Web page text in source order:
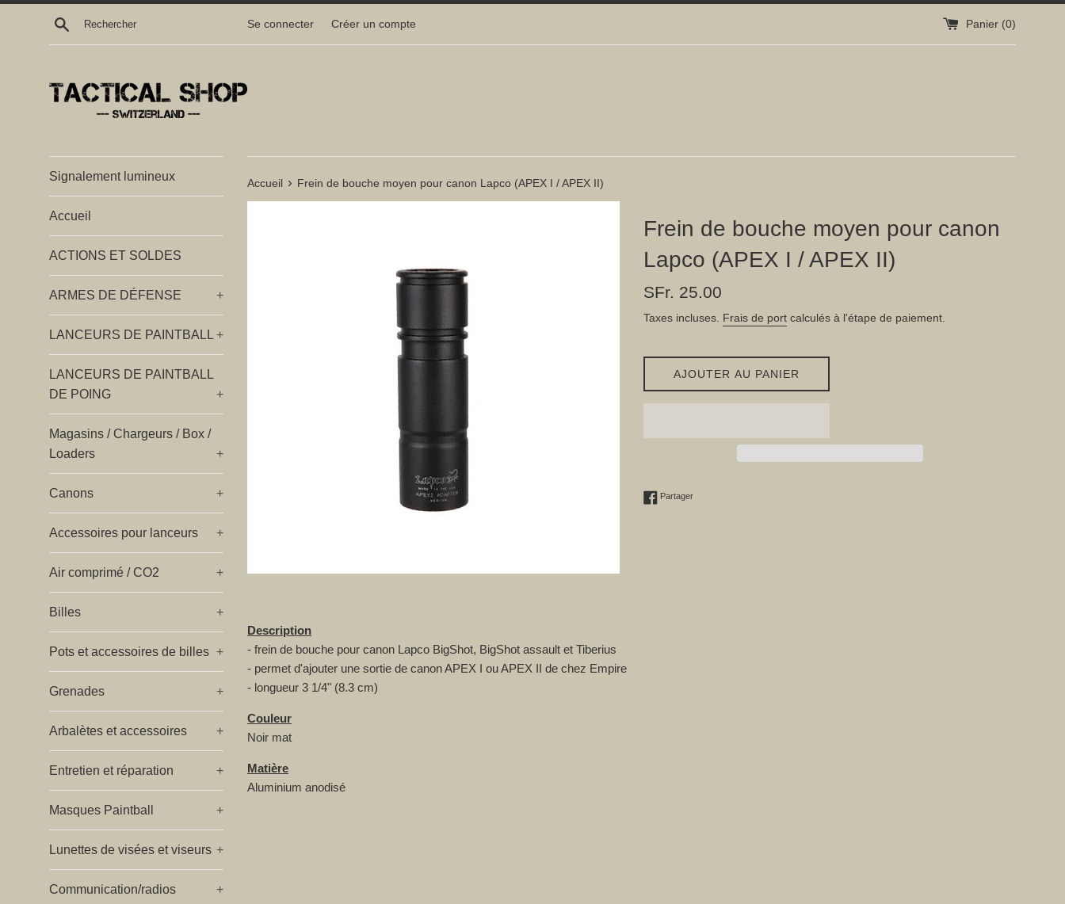
Passer
Recherche Se connecter Créer un compte Panier (0)
Signalement lumineux
Accueil
ACTIONS ET SOLDES
ARMES DE DÉFENSE +
LANCEURS DE PAINTBALL +
LANCEURS DE PAINTBALL
DE POING
+
Magasins / Chargeurs / Box /
Loaders
+
Canons +
Accessoires pour lanceurs +
Air comprimé / CO2 +
Billes +
Pots et accessoires de billes +
Grenades +
Arbalètes et accessoires +
Entretien et réparation +
Masques Paintball +
Lunettes de visées et viseurs +
Communication/radios +
Accueil › Frein de bouche moyen pour canon Lapco (APEX I / APEX II)
Frein de bouche moyen pour canon
Lapco (APEX I / APEX II)
Prix
SFr. 25.00
Taxes incluses. Frais de port calculés à l'étape de paiement.
AJOUTER AU PANIER
PartagerPartager sur Facebook
Description
- frein de bouche pour canon Lapco BigShot, BigShot assault et Tiberius
- permet d'ajouter une sortie de canon APEX I ou APEX II de chez Empire
- longueur 3 1/4" (8.3 cm)
Couleur
Noir mat
Matière
Aluminium anodisé